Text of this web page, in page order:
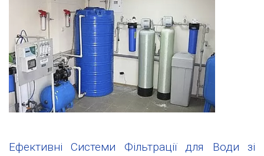
Ефективні Системи Фільтрації для Води зі